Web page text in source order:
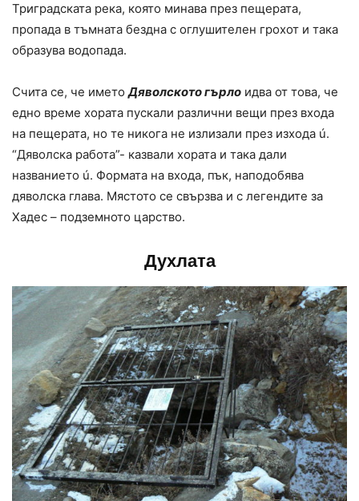
Триградската река, която минава през пещерата,
пропада в тъмната бездна с оглушителен грохот и така
образува водопада.
Счита се, че иметоДяволското гърло идва от това, че
едно време хората пускали различни вещи през входа
на пещерата, но те никога не излизали през изхода ú.
“Дяволска работа”- казвали хората и така дали
названието ú. Формата на входа, пък, наподобява
дяволска глава. Мястото се свързва и с легендите за
Хадес – подземното царство.
Духлата